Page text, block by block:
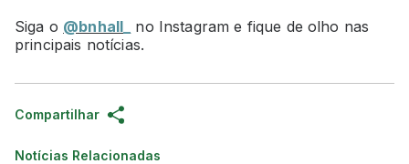
Siga o @bnhall_
no Instagram e fique de olho nas
principais notícias.
Compartilhar
Notícias Relacionadas